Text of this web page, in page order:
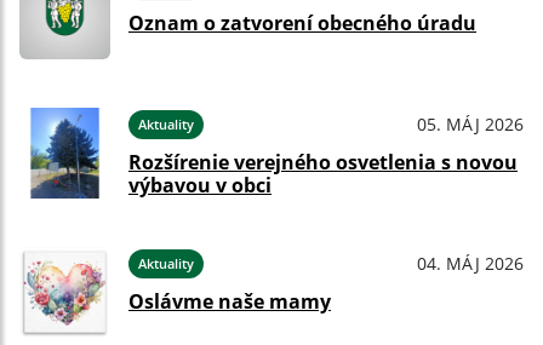
Oznam o zatvorení obecného úradu
Aktuality 05. MÁJ 2026
Rozšírenie verejného osvetlenia s novou
výbavou v obci
Aktuality 04. MÁJ 2026
Oslávme naše mamy